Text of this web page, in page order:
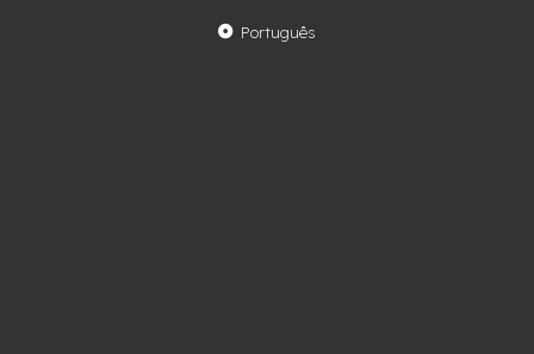
Português